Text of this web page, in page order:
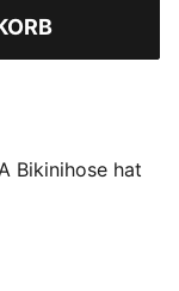
Bikinihose hat
für Mix &
ist